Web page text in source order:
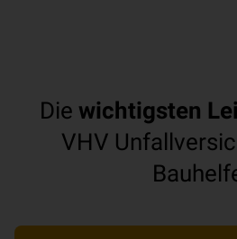
Die wichtigsten
VHV